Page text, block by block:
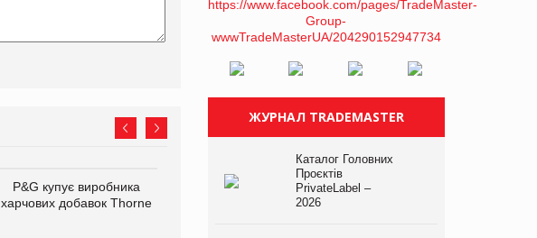
P&G купує виробника
харчових добавок Thorne
Bosch заявила про повне
знищення своєї продукції
ЖУРНАЛ TRADEMASTER
Каталог Головних
Проєктів
PrivateLabel –
2026